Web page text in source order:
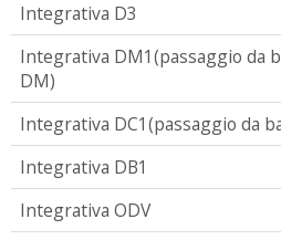
Integrativa D3
Integrativa DM1(passaggio da
DM)
Integrativa DC1(passaggio da
Integrativa DB1
Integrativa ODV